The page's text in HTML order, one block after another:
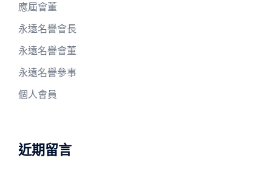
應屆會董
永遠名譽會長
永遠名譽會董
永遠名譽參事
個人會員
近期留言